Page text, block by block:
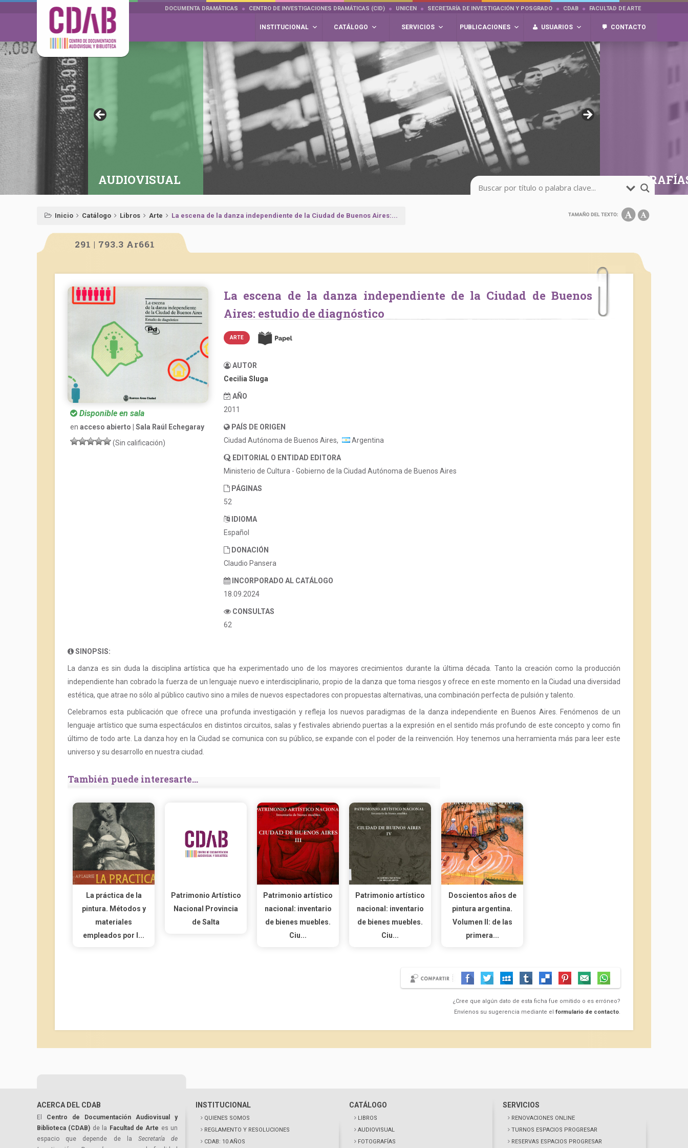
DOCUMENTA DRAMÁTICAS CENTRO DE INVESTIGACIONES DRAMÁTICAS (CID) UNICEN SECRETARÍA DE INVESTIGACIÓN Y POSGRADO CDAB FACULTAD DE ARTE
INSTITUCIONAL CATÁLOGO SERVICIOS PUBLICACIONES USUARIOS CONTACTO
AUDIOVISUAL
Inicio Catálogo Libros Arte La escena de la danza independiente de la Ciudad de Buenos Aires:...
291 | 793.3 Ar661
Disponible en sala
en acceso abierto | Sala Raúl Echegaray
(Sin calificación)
La escena de la danza independiente de la Ciudad de Buenos
Aires: estudio de diagnóstico
ARTE
AUTOR
Cecilia Sluga
AÑO
2011
PAÍS DE ORIGEN
Ciudad Autónoma de Buenos Aires,
Argentina
EDITORIAL O ENTIDAD EDITORA
Ministerio de Cultura - Gobierno de la Ciudad Autónoma de Buenos Aires
PÁGINAS
52
IDIOMA
Español
DONACIÓN
Claudio Pansera
INCORPORADO AL CATÁLOGO
18.09.2024
CONSULTAS
62
SINOPSIS:
La danza es sin duda la disciplina artística que ha experimentado uno de los mayores crecimientos durante la última década. Tanto la creación como la producción
independiente han cobrado la fuerza de un lenguaje nuevo e interdisciplinario, propio de la danza que toma riesgos y ofrece en este momento en la Ciudad una diversidad
estética, que atrae no sólo al público cautivo sino a miles de nuevos espectadores con propuestas alternativas, una combinación perfecta de pulsión y talento.
Celebramos esta publicación que ofrece una profunda investigación y refleja los nuevos paradigmas de la danza independiente en Buenos Aires. Fenómenos de un
lenguaje artístico que suma espectáculos en distintos circuitos, salas y festivales abriendo puertas a la expresión en el sentido más profundo de este concepto y como fin
último de todo arte. La danza hoy en la Ciudad se comunica con su público, se expande con el poder de la reinvención. Hoy tenemos una herramienta más para leer este
universo y su desarrollo en nuestra ciudad.
También puede interesarte...
La práctica de la
pintura. Métodos y
materiales
empleados por l...
Patrimonio Artístico
Nacional Provincia
de Salta
Patrimonio artístico
nacional: inventario
de bienes muebles.
Ciu...
Patrimonio artístico
nacional: inventario
de bienes muebles.
Ciu...
Doscientos años de
pintura argentina.
Volumen II: de las
primera...
¿Cree que algún dato de esta ficha fue omitido o es erróneo?
Envíenos su sugerencia mediante el formulario de contacto.
ACERCA DEL CDAB
El Centro de Documentación Audiovisual y
Biblioteca (CDAB) de la Facultad de Arte es un
espacio que depende de la Secretaría de
INSTITUCIONAL
QUIENES SOMOS
REGLAMENTO Y RESOLUCIONES
CDAB: 10 AÑOS
CATÁLOGO
LIBROS
AUDIOVISUAL
FOTOGRAFÍAS
SERVICIOS
RENOVACIONES ONLINE
TURNOS ESPACIOS PROGRESAR
RESERVAS ESPACIOS PROGRESAR